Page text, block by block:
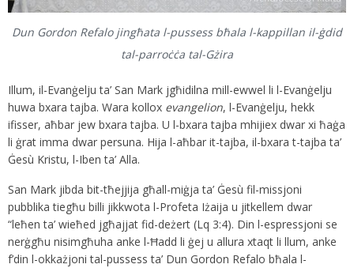
Dun Gordon Refalo jingħata l-pussess bħala l-kappillan il-ġdid
tal-parroċċa tal-Gżira
Illum, il-Evanġelju ta’ San Mark jgħidilna mill-ewwel li l-Evanġelju
huwa bxara tajba. Wara kollox evangelion, l-Evanġelju, hekk
ifisser, aħbar jew bxara tajba. U l-bxara tajba mhijiex dwar xi ħaġa
li ġrat imma dwar persuna. Hija l-aħbar it-tajba, il-bxara t-tajba ta’
Ġesù Kristu, l-Iben ta’ Alla.
San Mark jibda bit-tħejjija għall-miġja ta’ Ġesù fil-missjoni
pubblika tiegħu billi jikkwota l-Profeta Iżaija u jitkellem dwar
“leħen ta’ wieħed jgħajjat fid-deżert (Lq 3:4). Din l-espressjoni se
nerġgħu nisimgħuha anke l-Ħadd li ġej u allura xtaqt li llum, anke
f’din l-okkażjoni tal-pussess ta’ Dun Gordon Refalo bħala l-